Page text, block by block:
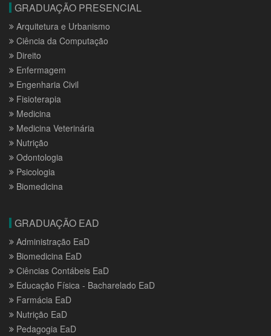
GRADUAÇÃO PRESENCIAL
Arquitetura e Urbanismo
Ciência da Computação
Direito
Enfermagem
Engenharia Civil
Fisioterapia
Medicina
Medicina Veterinária
Nutrição
Odontologia
Psicologia
Biomedicina
GRADUAÇÃO EAD
Administração EaD
Biomedicina EaD
Ciências Contábeis EaD
Educação Física - Bacharelado EaD
Farmácia EaD
Nutrição EaD
Pedagogia EaD